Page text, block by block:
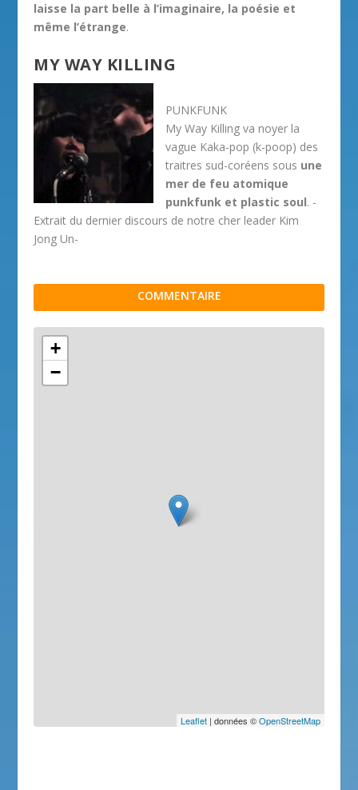
laisse la part belle à l’imaginaire, la poésie et
même l’étrange.
MY WAY KILLING
PUNKFUNK
My Way Killing va noyer la
vague Kaka-pop (k-poop) des
traitres sud-coréens sous une
mer de feu atomique
punkfunk et plastic soul. -
Extrait du dernier discours de notre cher leader Kim
Jong Un-
COMMENTAIRE
+
−
Leaflet| données ©OpenStreetMap